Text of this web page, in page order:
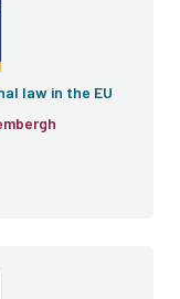
law in the EU